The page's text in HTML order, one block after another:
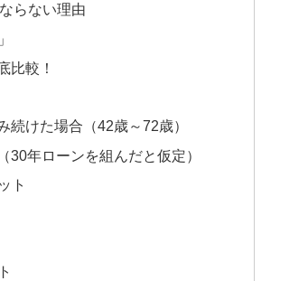
らない理由
比較！
けた場合（42歳～72歳）
年ローンを組んだと仮定）
ト